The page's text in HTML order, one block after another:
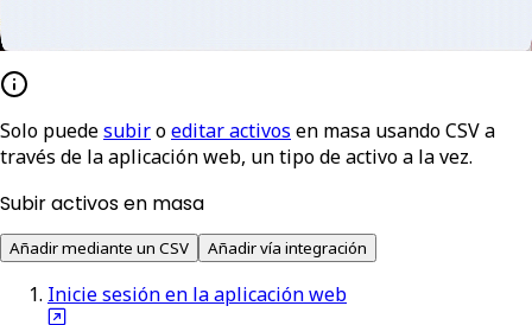
Solo puedesubiroeditar activos en masa usando CSV a
través de la aplicación web, un tipo de activo a la vez.
Subir activos en masa
Añadir mediante un CSV Añadir vía integración
Inicie sesión en la aplicación web